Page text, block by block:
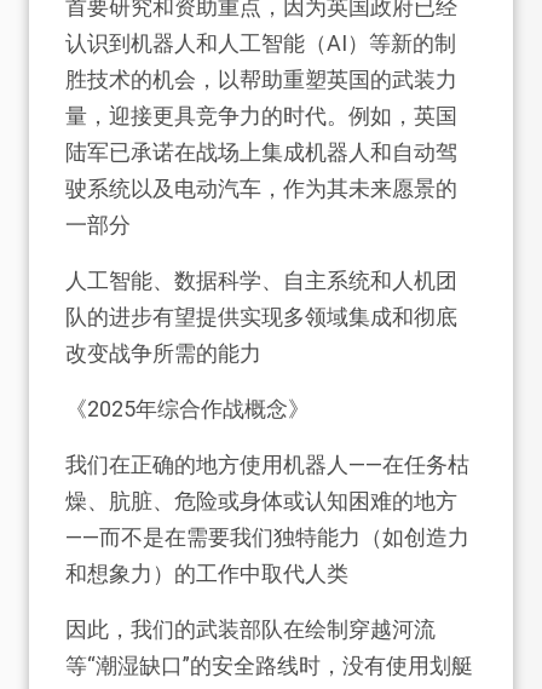
首要研究和资助重点，因为英国政府已经
认识到机器人和人工智能（AI）等新的制
胜技术的机会，以帮助重塑英国的武装力
量，迎接更具竞争力的时代。例如，英国
陆军已承诺在战场上集成机器人和自动驾
驶系统以及电动汽车，作为其未来愿景的
一部分
人工智能、数据科学、自主系统和人机团
队的进步有望提供实现多领域集成和彻底
改变战争所需的能力
《2025年综合作战概念》
我们在正确的地方使用机器人——在任务枯
燥、肮脏、危险或身体或认知困难的地方
——而不是在需要我们独特能力（如创造力
和想象力）的工作中取代人类
因此，我们的武装部队在绘制穿越河流
等“潮湿缺口”的安全路线时，没有使用划艇